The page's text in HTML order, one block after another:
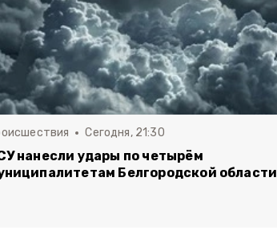
Сегодня, 21:30
нанесли удары по четырём
Белгородской области